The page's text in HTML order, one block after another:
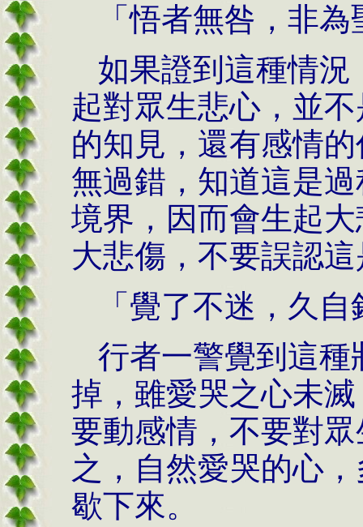
「悟者無咎，非
如果證到這種情
起對眾生悲心，並
的知見，還有感情
無過錯，知道這是
境界，因而會生起
大悲傷，不要誤認
「覺了不迷，久
行者一警覺到這
掉，雖愛哭之心未
要動感情，不要對
之，自然愛哭的心
歇下來。